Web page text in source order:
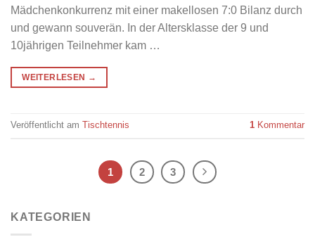
Mädchenkonkurrenz mit einer makellosen 7:0 Bilanz durch
und gewann souverän. In der Altersklasse der 9 und
10jährigen Teilnehmer kam …
WEITERLESEN →
Veröffentlicht am Tischtennis 1 Kommentar
1 2 3
KATEGORIEN